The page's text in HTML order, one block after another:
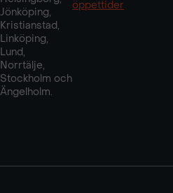
Jönköping,
Kristianstad,
Linköping,
Lund,
Norrtälje,
Stockholm och
Ängelholm.
öppettider